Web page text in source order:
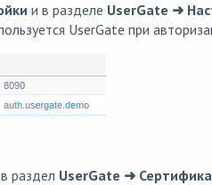
и в разделе UserGate ➜
UserGate при
раздел UserGate ➜